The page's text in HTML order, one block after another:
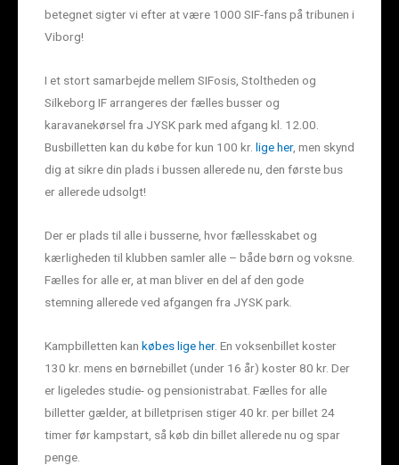
betegnet sigter vi efter at være 1000 SIF-fans på tribunen i
Viborg!
I et stort samarbejde mellem SIFosis, Stoltheden og
Silkeborg IF arrangeres der fælles busser og
karavanekørsel fra JYSK park med afgang kl. 12.00.
Busbilletten kan du købe for kun 100 kr. lige her, men skynd
dig at sikre din plads i bussen allerede nu, den første bus
er allerede udsolgt!
Der er plads til alle i busserne, hvor fællesskabet og
kærligheden til klubben samler alle – både børn og voksne.
Fælles for alle er, at man bliver en del af den gode
stemning allerede ved afgangen fra JYSK park.
Kampbilletten kan købes lige her. En voksenbillet koster
130 kr. mens en børnebillet (under 16 år) koster 80 kr. Der
er ligeledes studie- og pensionistrabat. Fælles for alle
billetter gælder, at billetprisen stiger 40 kr. per billet 24
timer før kampstart, så køb din billet allerede nu og spar
penge.